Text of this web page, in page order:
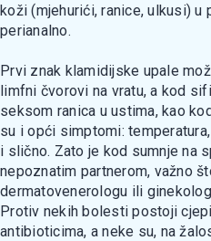
koži (mjehurići, ranice, ulkusi)
perianalno.
Prvi znak klamidijske upale
limfni čvorovi na vratu, a kod
seksom ranica u ustima, kao
su i opći simptomi:
i slično. Zato je kod sumnje na
nepoznatim partnerom, važno
dermatovenerologu ili
Protiv nekih bolesti postoji
antibioticima, a neke su, na